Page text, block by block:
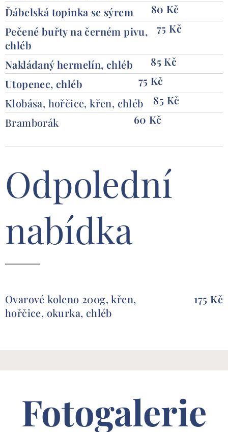
Ďábelská topinka se sýrem
80 Kč
Pečené buřty na černém pivu,
chléb
75 Kč
Nakládaný hermelín, chléb
85 Kč
Utopenec, chléb
75 Kč
Klobása, hořčice, křen, chléb
85 Kč
Bramborák
60 Kč
Odpolední
nabídka
Ovarové koleno 200g, křen,
hořčice, okurka, chléb
175 Kč
Fotogalerie